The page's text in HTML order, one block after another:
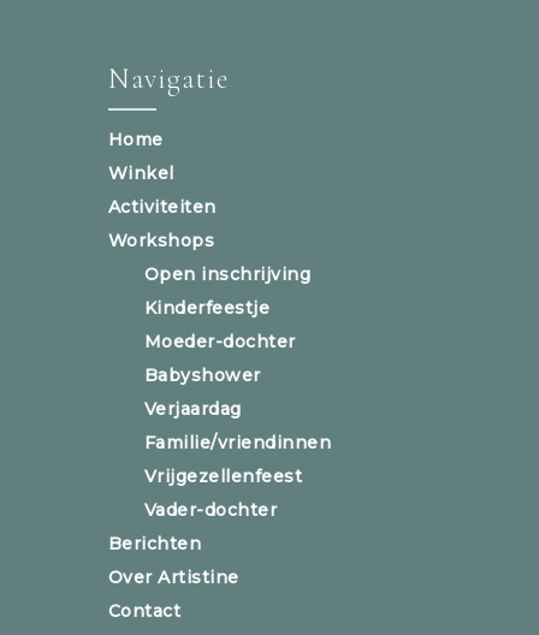
Navigatie
Home
Winkel
Activiteiten
Workshops
Open inschrijving
Kinderfeestje
Moeder-dochter
Babyshower
Verjaardag
Familie/vriendinnen
Vrijgezellenfeest
Vader-dochter
Berichten
Over Artistine
Contact